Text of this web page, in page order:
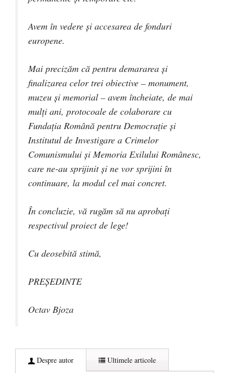
Avem în vedere și accesarea de fonduri
europene.
Mai precizăm că pentru demararea și
finalizarea celor trei obiective – monument,
muzeu și memorial – avem încheiate, de mai
mulți ani, protocoale de colaborare cu
Fundația Română pentru Democrație și
Institutul de Investigare a Crimelor
Comunismului și Memoria Exilului Românesc,
care ne-au sprijinit și ne vor sprijini în
continuare, la modul cel mai concret.
În concluzie, vă rugăm să nu aprobaţi
respectivul proiect de lege!
Cu deosebită stimă,
PREŞEDINTE
Octav Bjoza
Despre autor Ultimele articole